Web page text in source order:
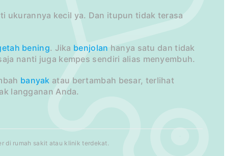
ukurannya kecil ya. Dan itupun tidak terasa
bening. Jika benjolan hanya satu dan tidak
nanti juga kempes sendiri alias menyembuh.
banyak atau bertambah besar, terlihat
langganan Anda.
di rumah sakit atau klinik terdekat.